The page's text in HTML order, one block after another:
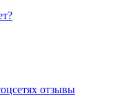
отзывы